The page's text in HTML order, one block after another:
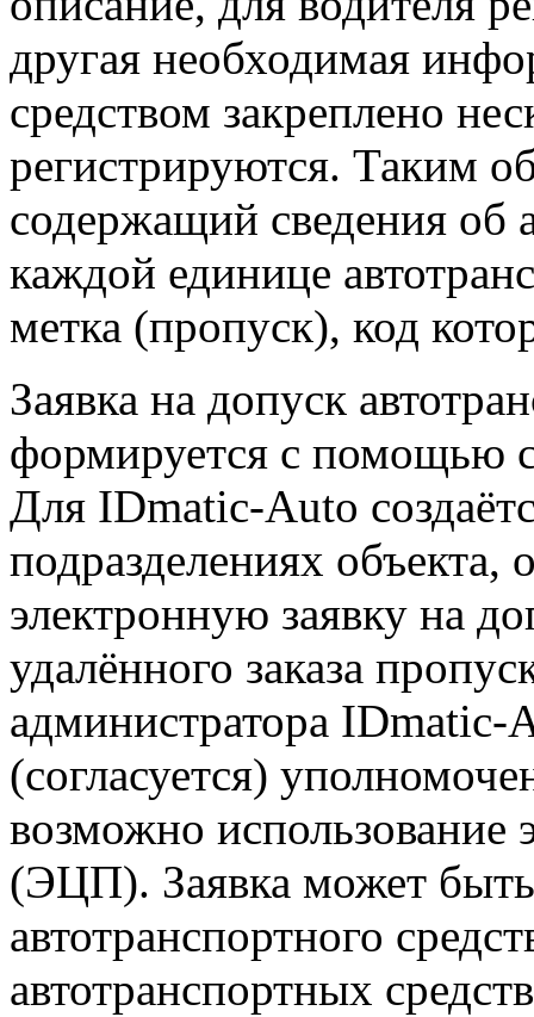
другая необходимая
средством закреплено
регистрируются. Таким
содержащий сведения об
каждой единице
метка (пропуск), код
Заявка на допуск
формируется с помощью
Для IDmatic-Auto
подразделениях
электронную заявку на
удалённого заказа
администратора IDmatic-
(согласуется)
возможно
(ЭЦП). Заявка может
автотранспортного
автотранспортных